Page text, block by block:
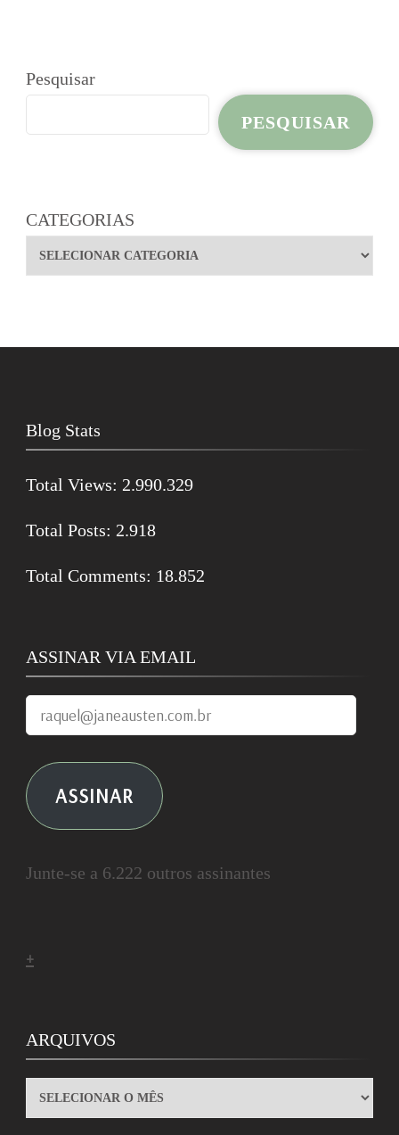
Pesquisar
PESQUISAR
CATEGORIAS
Blog Stats
Total Views: 2.990.329
Total Posts: 2.918
Total Comments: 18.852
ASSINAR VIA EMAIL
raquel@janeausten.com.br
ASSINAR
Junte-se a 6.222 outros assinantes
+
ARQUIVOS
ARQUIVOS